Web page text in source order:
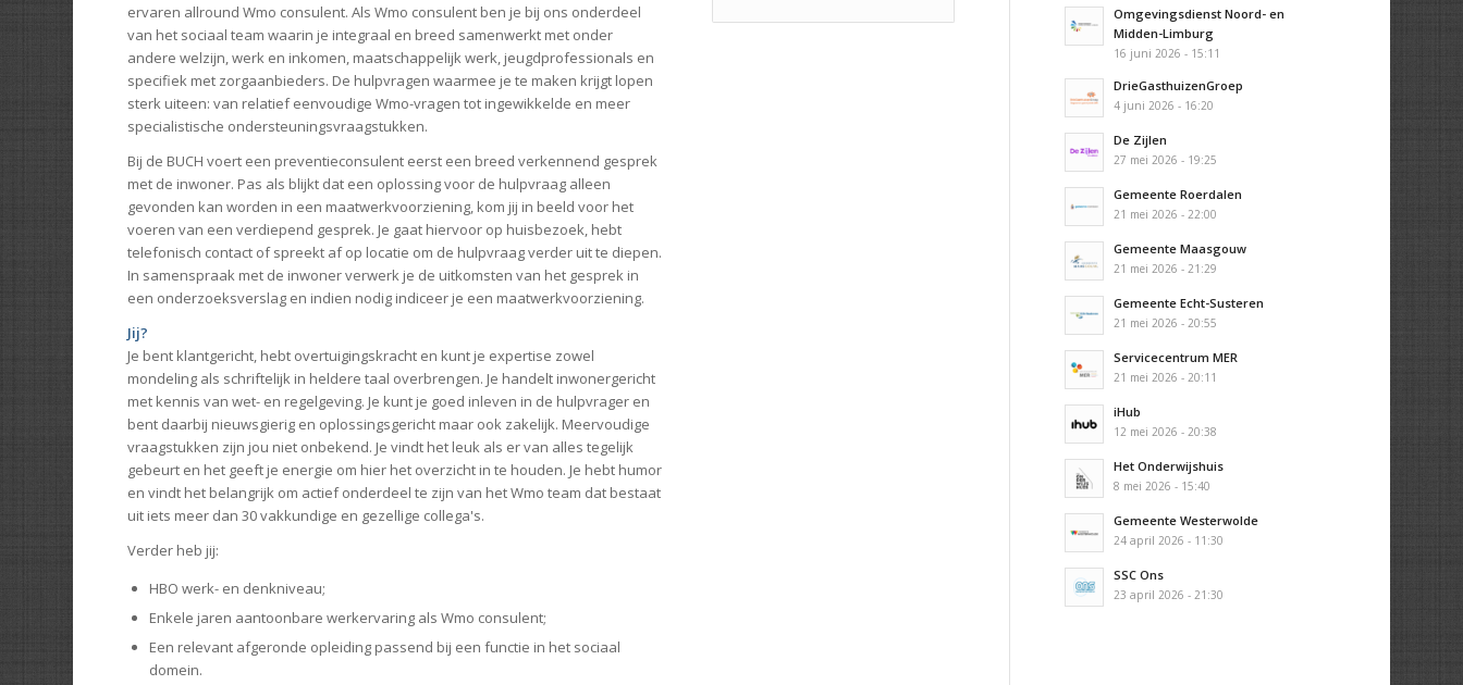
ervaren allround Wmo consulent. Als Wmo consulent ben je bij ons onderdeel
van het sociaal team waarin je integraal en breed samenwerkt met onder
andere welzijn, werk en inkomen, maatschappelijk werk, jeugdprofessionals en
specifiek met zorgaanbieders. De hulpvragen waarmee je te maken krijgt lopen
sterk uiteen: van relatief eenvoudige Wmo-vragen tot ingewikkelde en meer
specialistische ondersteuningsvraagstukken.
Bij de BUCH voert een preventieconsulent eerst een breed verkennend gesprek
met de inwoner. Pas als blijkt dat een oplossing voor de hulpvraag alleen
gevonden kan worden in een maatwerkvoorziening, kom jij in beeld voor het
voeren van een verdiepend gesprek. Je gaat hiervoor op huisbezoek, hebt
telefonisch contact of spreekt af op locatie om de hulpvraag verder uit te diepen.
In samenspraak met de inwoner verwerk je de uitkomsten van het gesprek in
een onderzoeksverslag en indien nodig indiceer je een maatwerkvoorziening.
Jij?
Je bent klantgericht, hebt overtuigingskracht en kunt je expertise zowel
mondeling als schriftelijk in heldere taal overbrengen. Je handelt inwonergericht
met kennis van wet- en regelgeving. Je kunt je goed inleven in de hulpvrager en
bent daarbij nieuwsgierig en oplossingsgericht maar ook zakelijk. Meervoudige
vraagstukken zijn jou niet onbekend. Je vindt het leuk als er van alles tegelijk
gebeurt en het geeft je energie om hier het overzicht in te houden. Je hebt humor
en vindt het belangrijk om actief onderdeel te zijn van het Wmo team dat bestaat
uit iets meer dan 30 vakkundige en gezellige collega's.
Verder heb jij:
HBO werk- en denkniveau;
Enkele jaren aantoonbare werkervaring als Wmo consulent;
Een relevant afgeronde opleiding passend bij een functie in het sociaal
domein.
Omgevingsdienst Noord- en
Midden-Limburg
16 juni 2026 - 15:11
DrieGasthuizenGroep
4 juni 2026 - 16:20
De Zijlen
27 mei 2026 - 19:25
Gemeente Roerdalen
21 mei 2026 - 22:00
Gemeente Maasgouw
21 mei 2026 - 21:29
Gemeente Echt-Susteren
21 mei 2026 - 20:55
Servicecentrum MER
21 mei 2026 - 20:11
iHub
12 mei 2026 - 20:38
Het Onderwijshuis
8 mei 2026 - 15:40
Gemeente Westerwolde
24 april 2026 - 11:30
SSC Ons
23 april 2026 - 21:30